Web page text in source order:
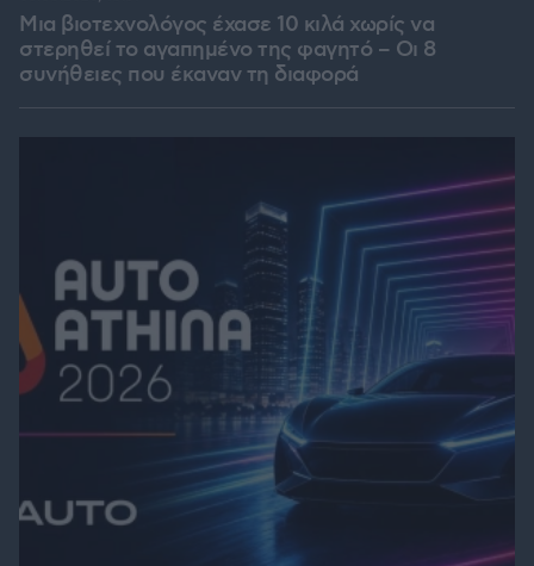
Μια βιοτεχνολόγος έχασε 10 κιλά χωρίς να
στερηθεί το αγαπημένο της φαγητό – Οι 8
συνήθειες που έκαναν τη διαφορά